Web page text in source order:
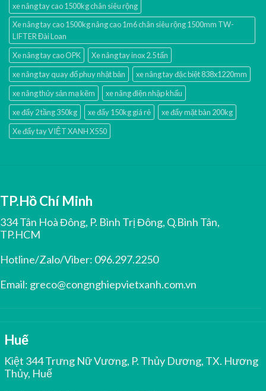
xe nâng tay cao 1500kg chân siêu rộng
Xe nâng tay cao 1500kg nâng cao 1m6 chân siêu rộng 1500mm TW-
LIFTER Đài Loan
Xe nâng tay cao OPK
Xe nâng tay inox 2.5 tấn
xe nâng tay quay đổ phuy nhật bản
xe nâng tay đặc biệt 838x1220mm
xe nâng thủy sản mạ kẽm
xe nâng điện nhập khấu
xe đẩy 2 tầng 350kg
xe đẩy 150kg giá rẻ
xe đẩy mặt bàn 200kg
Xe đẩy tay VIỆT XANH X550
TP.Hồ Chí Minh
334 Tân Hoà Đông, P. Bình Trị Đông, Q.Bình Tân,
TP.HCM
Hotline/Zalo/Viber: 096.297.2250
Email: greco@congnghiepvietxanh.com.vn
Huế
Kiệt 344 Trưng Nữ Vương, P. Thủy Dương, TX. Hương
Thủy, Huế